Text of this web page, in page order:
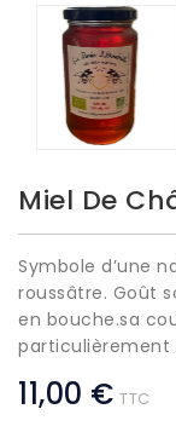
Miel De
Symbole d’une
roussâtre. Goût
en bouche.sa
particulièrement
11,00 € TTC